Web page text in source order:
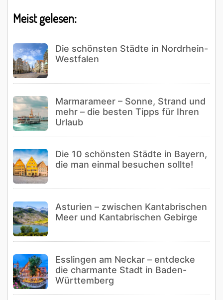
Meist gelesen:
Die schönsten Städte in Nordrhein-
Westfalen
Marmarameer – Sonne, Strand und
mehr – die besten Tipps für Ihren
Urlaub
Die 10 schönsten Städte in Bayern,
die man einmal besuchen sollte!
Asturien – zwischen Kantabrischen
Meer und Kantabrischen Gebirge
Esslingen am Neckar – entdecke
die charmante Stadt in Baden-
Württemberg